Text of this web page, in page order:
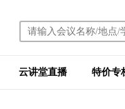
云讲堂直播 特价专